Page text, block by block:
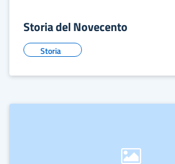
Storia del Novecento
Storia